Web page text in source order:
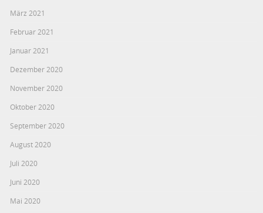
März 2021
Februar 2021
Januar 2021
Dezember 2020
November 2020
Oktober 2020
September 2020
August 2020
Juli 2020
Juni 2020
Mai 2020